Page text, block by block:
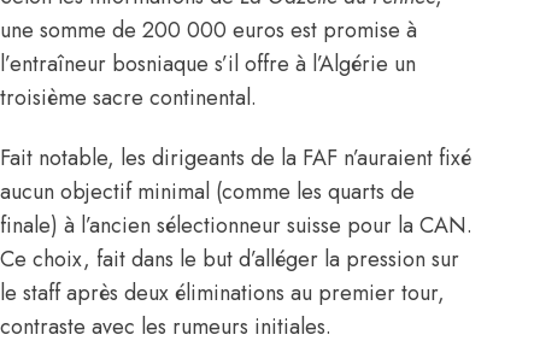
une somme de 200 000 euros est promise à
l’entraîneur bosniaque s’il offre à l’Algérie un
troisième sacre continental.
Fait notable, les dirigeants de la FAF n’auraient fixé
aucun objectif minimal (comme les quarts de
finale) à l’ancien sélectionneur suisse pour la CAN.
Ce choix, fait dans le but d’alléger la pression sur
le staff après deux éliminations au premier tour,
contraste avec les rumeurs initiales.